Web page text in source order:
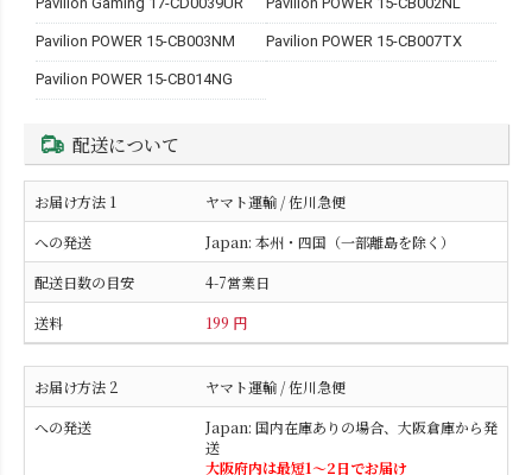
Pavilion POWER 15-CB003NM Pavilion POWER 15-CB007TX
Pavilion POWER 15-CB014NG
配送について
ヤマト運輸 / 佐川急便
Japan: 本州・四国（一部離島を除く）
4-7営業日
199 円
ヤマト運輸 / 佐川急便
Japan: 国内在庫ありの場合、大阪倉庫から発
送
大阪府内は最短1〜2日でお届け